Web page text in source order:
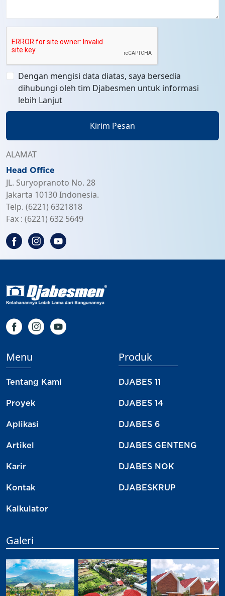
Dengan mengisi data diatas, saya bersedia
dihubungi oleh tim Djabesmen untuk informasi
lebih Lanjut
Kirim Pesan
ALAMAT
Head Office
JL. Suryopranoto No. 28
Jakarta 10130 Indonesia.
Telp. (6221) 6321818
Fax : (6221) 632 5649
Menu
Tentang Kami
Proyek
Aplikasi
Artikel
Karir
Kontak
Kalkulator
Produk
DJABES 11
DJABES 14
DJABES 6
DJABES GENTENG
DJABES NOK
DJABESKRUP
Galeri